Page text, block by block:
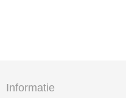
Informatie